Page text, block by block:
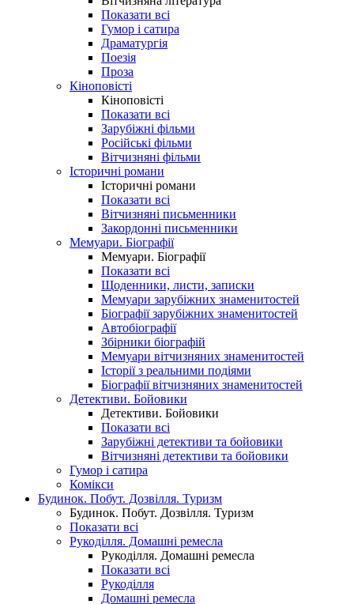
Показати всі
Гумор і сатира
Драматургія
Поезія
Проза
Кіноповісті
Кіноповісті
Показати всі
Зарубіжні фільми
Російські фільми
Вітчизняні фільми
Історичні романи
Історичні романи
Показати всі
Вітчизняні письменники
Закордонні письменники
Мемуари. Біографії
Мемуари. Біографії
Показати всі
Щоденники, листи, записки
Мемуари зарубіжних знаменитостей
Біографії зарубіжних знаменитостей
Автобіографії
Збірники біографій
Мемуари вітчизняних знаменитостей
Історії з реальними подіями
Біографії вітчизняних знаменитостей
Детективи. Бойовики
Детективи. Бойовики
Показати всі
Зарубіжні детективи та бойовики
Вітчизняні детективи та бойовики
Гумор і сатира
Комікси
Будинок. Побут. Дозвілля. Туризм
Будинок. Побут. Дозвілля. Туризм
Показати всі
Рукоділля. Домашні ремесла
Рукоділля. Домашні ремесла
Показати всі
Рукоділля
Домашні ремесла